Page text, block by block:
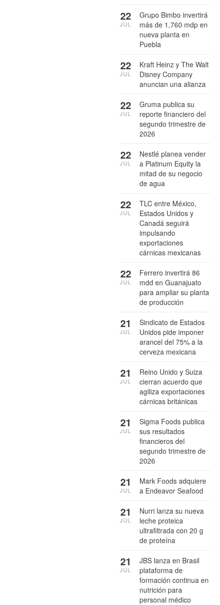
Grupo Bimbo invertirá
más de 1,760 mdp en
nueva planta en
Puebla
22
JUL
Kraft Heinz y The Walt
Disney Company
anuncian una alianza
22
JUL
Gruma publica su
reporte financiero del
segundo trimestre de
2026
22
JUL
Nestlé planea vender
a Platinum Equity la
mitad de su negocio
de agua
22
JUL
TLC entre México,
Estados Unidos y
Canadá seguirá
impulsando
exportaciones
cárnicas mexicanas
22
JUL
Ferrero invertirá 86
mdd en Guanajuato
para ampliar su planta
de producción
22
JUL
Sindicato de Estados
Unidos pide imponer
arancel del 75% a la
cerveza mexicana
21
JUL
Reino Unido y Suiza
cierran acuerdo que
agiliza exportaciones
cárnicas británicas
21
JUL
Sigma Foods publica
sus resultados
financieros del
segundo trimestre de
2026
21
JUL
Mark Foods adquiere
a Endeavor Seafood
21
JUL
Nurri lanza su nueva
leche proteica
ultrafiltrada con 20 g
de proteína
21
JUL
JBS lanza en Brasil
plataforma de
formación continua en
nutrición para
personal médico
21
JUL